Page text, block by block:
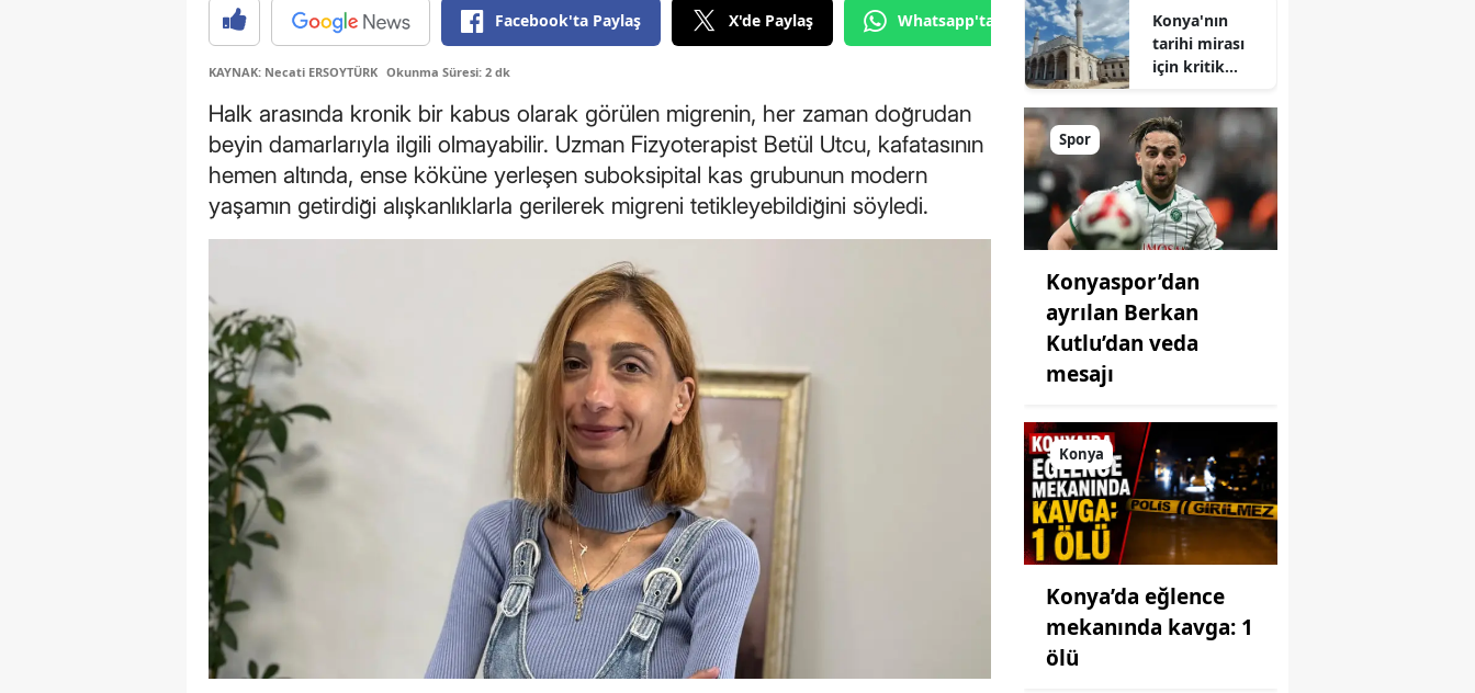
Elazığ
Erzurum
Eskişehir
Gaziantep
Giresun
Hatay
Isparta
Mersin
İstanbul
İzmir
Kars
Facebook'ta Paylaş X'de Paylaş Whatsapp'tan Gönder
KAYNAK: Necati ERSOYTÜRK Okunma Süresi: 2 dk
Halk arasında kronik bir kabus olarak görülen migrenin, her zaman doğrudan
beyin damarlarıyla ilgili olmayabilir. Uzman Fizyoterapist Betül Utcu, kafatasının
hemen altında, ense köküne yerleşen suboksipital kas grubunun modern
yaşamın getirdiği alışkanlıklarla gerilerek migreni tetikleyebildiğini söyledi.
Konya'nın
tarihi mirası
için kritik
durum
açıklandı
Spor
Konyaspor’dan
ayrılan Berkan
Kutlu’dan veda
mesajı
Konya
Konya’da eğlence
mekanında kavga: 1
ölü